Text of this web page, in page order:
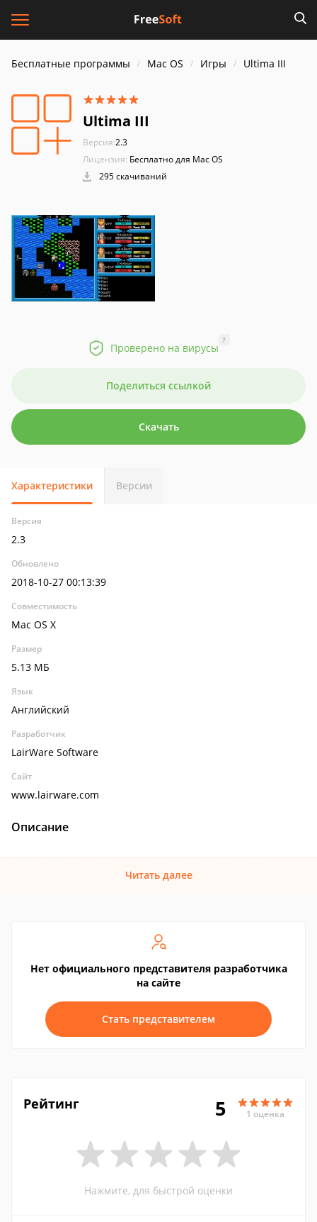
Бесплатные программы Mac OS Игры Ultima III
Ultima III
Версия:2.3
Лицензия: Бесплатно для Mac OS
295 скачиваний
Проверено на вирусы
?
Поделиться ссылкой
Скачать
Характеристики Версии
Версия
2.3
Обновлено
2018-10-27 00:13:39
Совместимость
Mac OS X
Размер
5.13 МБ
Язык
Английский
Разработчик
LairWare Software
Сайт
www.lairware.com
Описание
Читать далее
Нет официального представителя разработчика
на сайте
Стать представителем
Рейтинг 5 1 оценка
Нажмите, для быстрой оценки